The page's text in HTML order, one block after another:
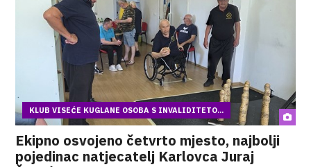
KLUB VISEĆE KUGLANE OSOBA S INVALIDITETO...
Ekipno osvojeno četvrto mjesto, najbolji
pojedinac natjecatelj Karlovca Juraj